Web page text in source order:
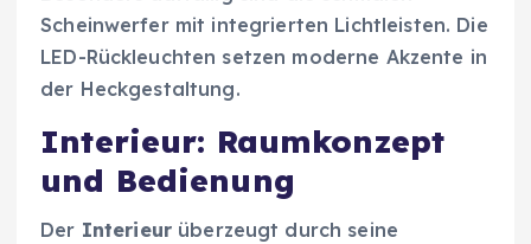
Scheinwerfer mit integrierten Lichtleisten. Die
LED-Rückleuchten setzen moderne Akzente in
der Heckgestaltung.
Interieur: Raumkonzept
und Bedienung
Der Interieurüberzeugt durch seine